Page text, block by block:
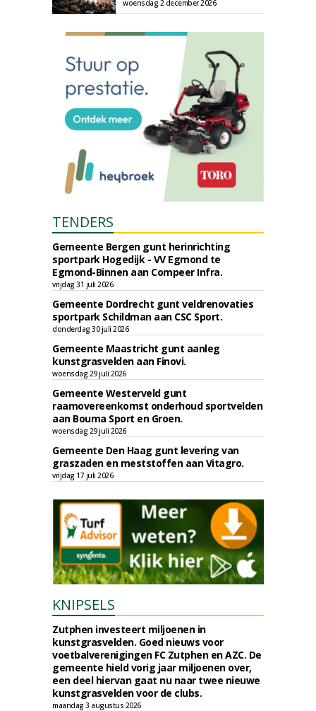
woensdag 2 december 2026
TENDERS
Gemeente Bergen gunt herinrichting
sportpark Hogedijk - VV Egmond te
Egmond-Binnen aan Compeer Infra.
vrijdag 31 juli 2026
Gemeente Dordrecht gunt veldrenovaties
sportpark Schildman aan CSC Sport.
donderdag 30 juli 2026
Gemeente Maastricht gunt aanleg
kunstgrasvelden aan Finovi.
woensdag 29 juli 2026
Gemeente Westerveld gunt
raamovereenkomst onderhoud sportvelden
aan Bouma Sport en Groen.
woensdag 29 juli 2026
Gemeente Den Haag gunt levering van
graszaden en meststoffen aan Vitagro.
vrijdag 17 juli 2026
KNIPSELS
Zutphen investeert miljoenen in
kunstgrasvelden. Goed nieuws voor
voetbalverenigingen FC Zutphen en AZC. De
gemeente hield vorig jaar miljoenen over,
een deel hiervan gaat nu naar twee nieuwe
kunstgrasvelden voor de clubs.
maandag 3 augustus 2026